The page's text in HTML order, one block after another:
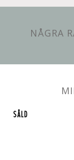
NÅGRA
SÅLD